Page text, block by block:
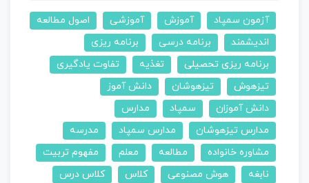
آزمون سمپاد آموزش آموزشی
اصول مطالعه
اندیشمند
برنامه درسی
برنامه ریزی
برنامه ریزی تحصیلی
تغذیه
تفاوت یادگیری
تیزهوش
تیزهوشان
دانش آموز
دانش آموزان
سمپاد
مدارس
مدارس تیزهوشان
مدارس سمپاد
مدرسه
مشاوره خانواده
مطالعه معلم
مفهوم تربیت
نابغه
هوش مصنوعی کلاس
کلاس درس